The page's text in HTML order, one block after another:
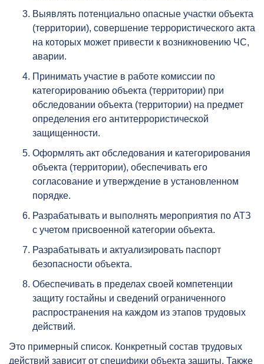
Выявлять потенциально опасные участки объекта
(территории), совершение террористического акта
на которых может привести к возникновению ЧС,
аварии.
Принимать участие в работе комиссии по
категорированию объекта (территории) при
обследовании объекта (территории) на предмет
определения его антитеррористической
защищенности.
Оформлять акт обследования и категорирования
объекта (территории), обеспечивать его
согласование и утверждение в установленном
порядке.
Разрабатывать и выполнять мероприятия по АТЗ
с учетом присвоенной категории объекта.
Разрабатывать и актуализировать паспорт
безопасности объекта.
Обеспечивать в пределах своей компетенции
защиту гостайны и сведений ограниченного
распространения на каждом из этапов трудовых
действий.
Это примерный список. Конкретный состав трудовых
действий зависит от специфики объекта защиты. Также